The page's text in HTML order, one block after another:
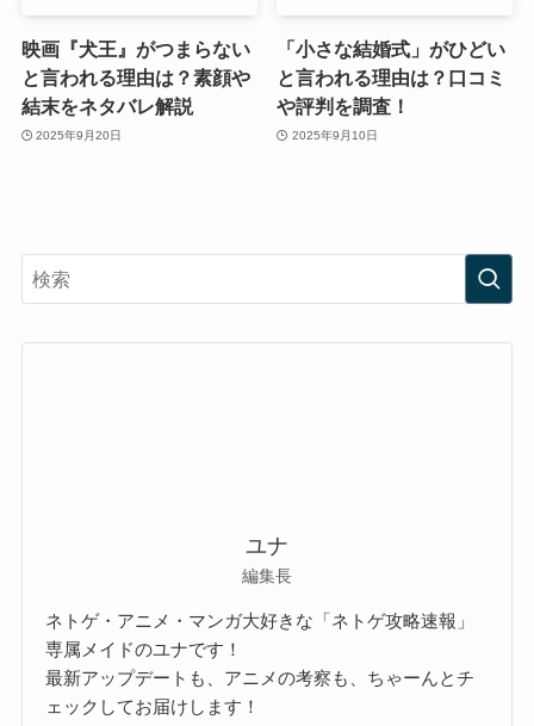
映画『犬王』がつまらない
と言われる理由は？素顔や
結末をネタバレ解説
2025年9月20日
「小さな結婚式」がひどい
と言われる理由は？口コミ
や評判を調査！
2025年9月10日
ユナ
編集長
ネトゲ・アニメ・マンガ大好きな「ネトゲ攻略速報」
専属メイドのユナです！
最新アップデートも、アニメの考察も、ちゃーんとチ
ェックしてお届けします！